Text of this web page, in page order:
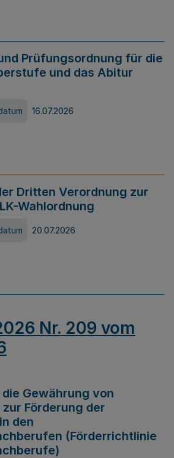
Prüfungsordnung für die
und das Abitur
16.07.2026
Dritten Verordnung zur
Wahlordnung
20.07.2026
Nr. 209 vom
Gewährung von
Förderung der
den
(Förderrichtlinie